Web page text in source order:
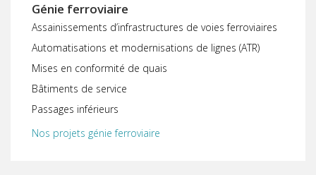
Génie ferroviaire
Assainissements d’infrastructures de voies ferroviaires
Automatisations et modernisations de lignes (ATR)
Mises en conformité de quais
Bâtiments de service
Passages inférieurs
Nos projets génie ferroviaire